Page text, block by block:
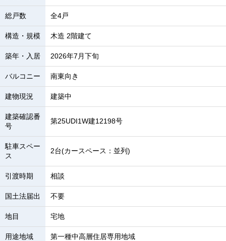
総戸数 全4戸
構造・規模 木造 2階建て
築年・入居 2026年7月下旬
バルコニー 南東向き
建物現況 建築中
建築確認番
号
第25UDI1W建12198号
駐車スペー
ス
2台(カースペース：並列)
引渡時期 相談
国土法届出 不要
地目 宅地
用途地域 第一種中高層住居専用地域